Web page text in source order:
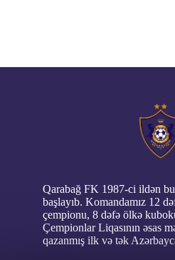
Qarabağ FK 1987-ci ildən bu
başlayıb. Komandamız 12
çempionu, 8 dəfə ölkə
Çempionlar Liqasının əsas
qazanmış ilk və tək